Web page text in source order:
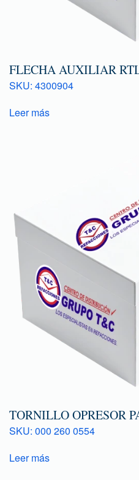
FLECHA AUXILIAR
SKU: 4300904
Leer más
TORNILLO OPRESOR
SKU: 000 260 0554
Leer más